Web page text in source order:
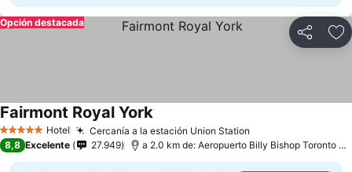
Compartir
Opción destacada
5 Estrellas Hotel Cercanía a la estación Union Station
Fairmont Royal York
8,8 Excelente 27.949 a 2.0 km de: Aeropuerto Billy Bishop Toronto City